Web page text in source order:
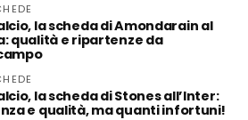
la scheda di Amondarain al
qualità e ripartenze da
la scheda di Stones all’Inter:
e qualità, ma quanti infortuni!